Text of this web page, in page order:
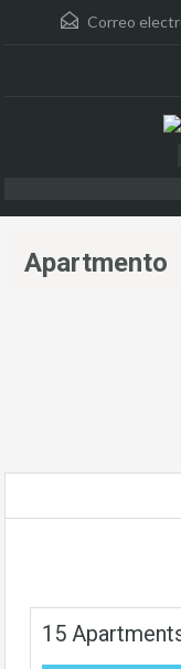
Correo
Apartmento
15